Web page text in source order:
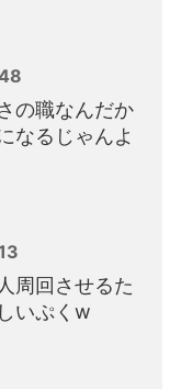
の職なんだか
なるじゃんよ
周回させるた
いぷくw